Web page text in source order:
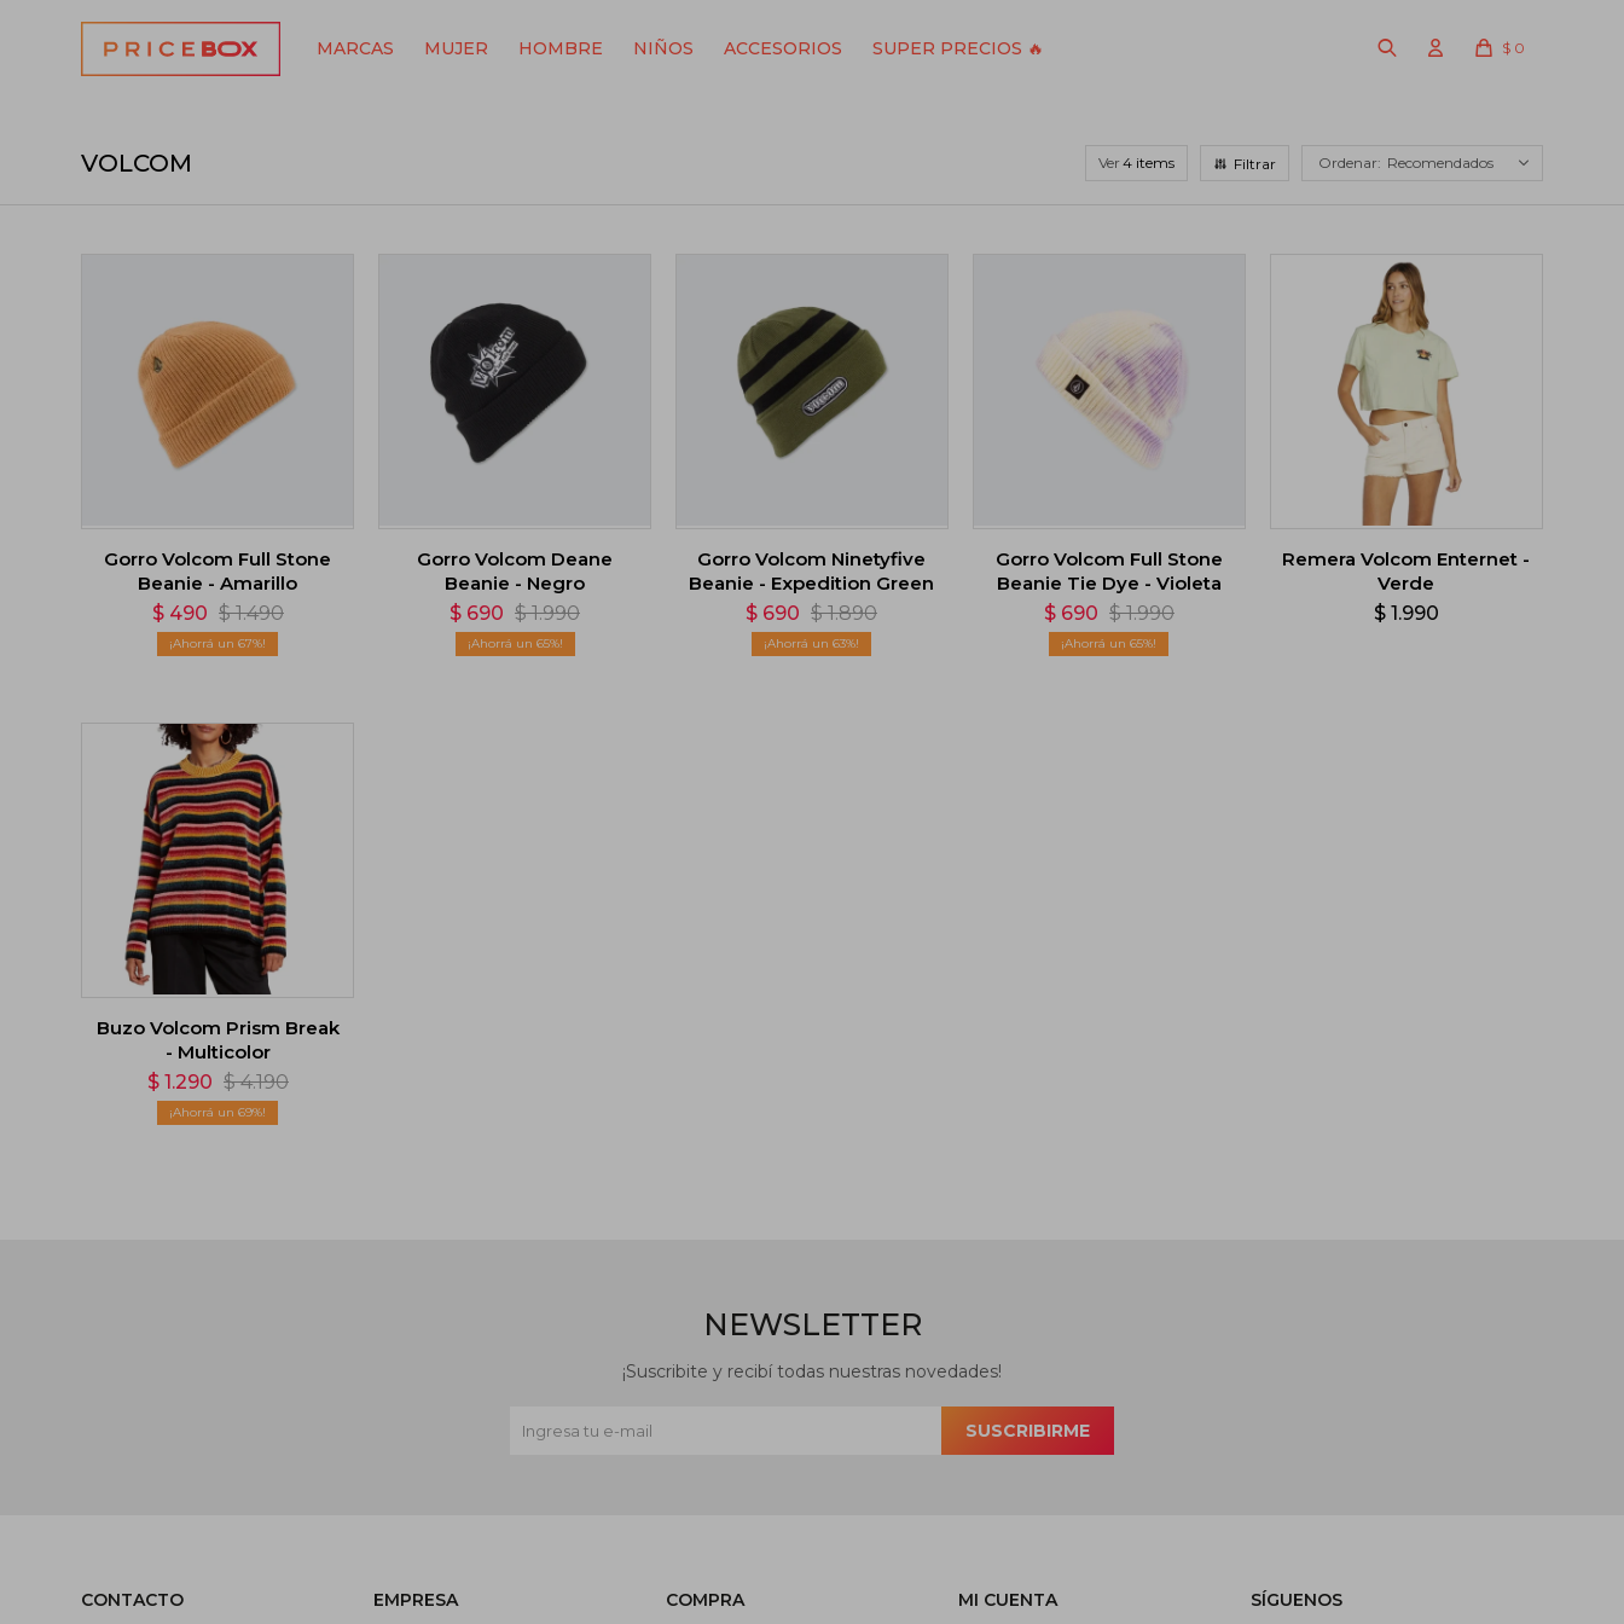
MARCAS MUJER HOMBRE NIÑOS ACCESORIOS SUPER PRECIOS 🔥 $ 0
VOLCOM Ver Recomendados
Gorro Volcom Full Stone
Beanie - Amarillo
$ 490 $ 1.490
67
Gorro Volcom Deane
Beanie - Negro
$ 690 $ 1.990
65
Gorro Volcom Ninetyfive
Beanie - Expedition Green
$ 690 $ 1.890
63
Gorro Volcom Full Stone
Beanie Tie Dye - Violeta
$ 690 $ 1.990
65
Remera Volcom Enternet -
Verde
$ 1.990
Buzo Volcom Prism Break
- Multicolor
$ 1.290 $ 4.190
69
CONTACTO EMPRESA COMPRA MI CUENTA SÍGUENOS
NEWSLETTER
¡Suscribite y recibí todas nuestras novedades!
SUSCRIBIRME